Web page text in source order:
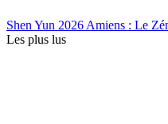
Shen Yun 2026 Amiens : Le
Les plus lus